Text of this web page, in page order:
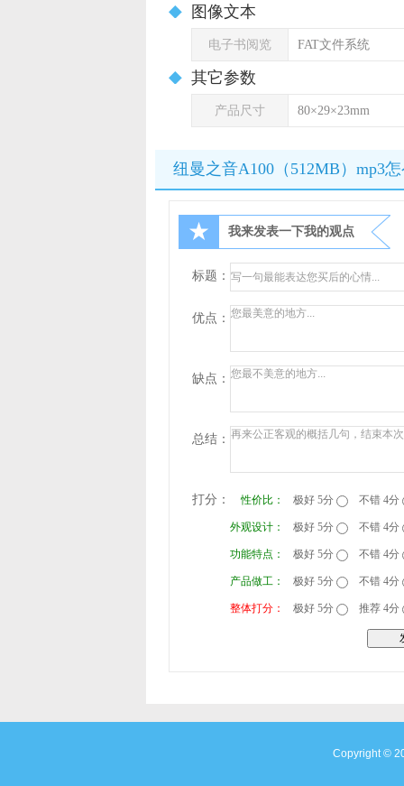
图像文本
电子书阅览 FAT文件系统
其它参数
产品尺寸 80×29×23mm
纽曼之音A100（512MB）mp3怎
★ 我来发表一下我的观点
标题：
优点：
缺点：
总结：
打分： 性价比： 极好 5分 不错 4分
外观设计： 极好 5分 不错 4分
功能特点： 极好 5分 不错 4分
产品做工： 极好 5分 不错 4分
整体打分： 极好 5分 推荐 4分
Copyright ©